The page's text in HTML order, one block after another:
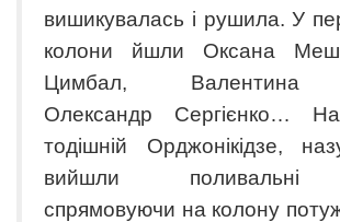
вишикувалась і рушила. У
колони йшли Оксана
Цимбал, Валентина
Олександр Сергієнко…
тодішній Орджонікідзе,
вийшли поливальні
спрямовуючи на колону